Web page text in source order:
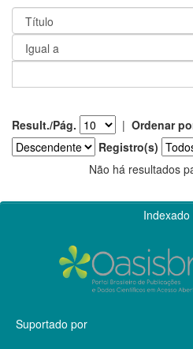
Result./Pág. | Ordenar
Registro(s)
Não há resultados
Suportado por